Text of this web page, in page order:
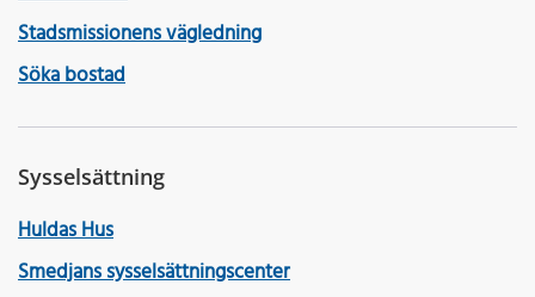
Stadsmissionens vägledning
Söka bostad
Sysselsättning
Huldas Hus
Smedjans sysselsättningscenter